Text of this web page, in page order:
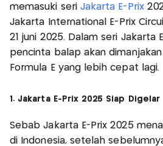
memasuki seri Jakarta E-Prix
Jakarta International E-Prix
21 juni 2025. Dalam seri Jakarta
pencinta balap akan
Formula E yang lebih cepat lagi.
1. Jakarta E-Prix 2025 Siap Digelar
Sebab Jakarta E-Prix 2025
di Indonesia, setelah